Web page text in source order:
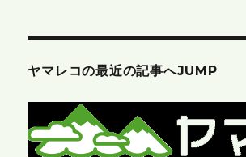
ヤマレコの最近の記事へJUMP